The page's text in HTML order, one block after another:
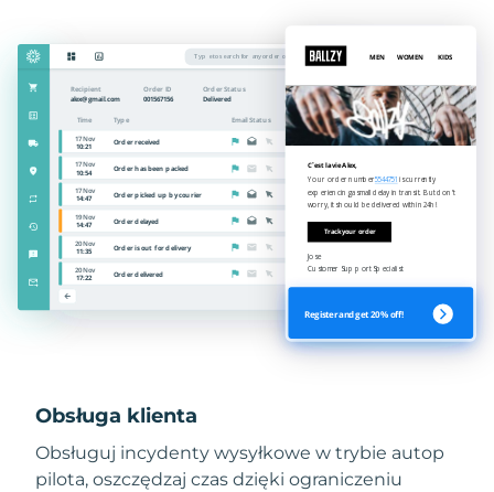
Obsługa klienta
Obsługuj incydenty wysyłkowe w trybie autop
pilota, oszczędzaj czas dzięki ograniczeniu